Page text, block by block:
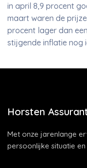
in april 8,9 procent
maart waren de
procent lager dan
stijgende inflatie nog
Horsten
Met onze jarenlange
persoonlijke situatie en